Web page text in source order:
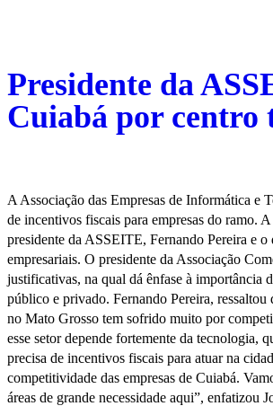
Presidente da
Cuiabá por centro
A Associação das Empresas de Informática
de incentivos fiscais para empresas do ramo.
presidente da ASSEITE, Fernando Pereira e
empresariais. O presidente da Associação
justificativas, na qual dá ênfase à importância
público e privado. Fernando Pereira,
no Mato Grosso tem sofrido muito por
esse setor depende fortemente da tecnologia,
precisa de incentivos fiscais para atuar na
competitividade das empresas de Cuiabá.
áreas de grande necessidade aqui”, enfatizou